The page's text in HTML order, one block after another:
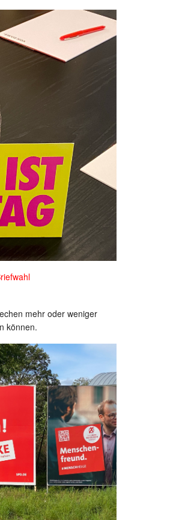
mehr oder weniger
können.